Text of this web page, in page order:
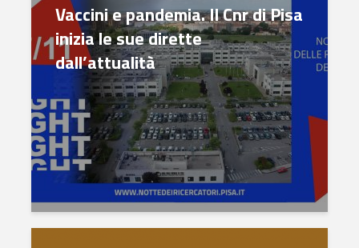
Vaccini e pandemia. Il Cnr di Pisa
inizia le sue dirette
dall’attualità